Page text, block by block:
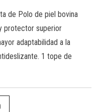
de Polo de piel bovina
protector superior
adaptabilidad a la
1 tope de